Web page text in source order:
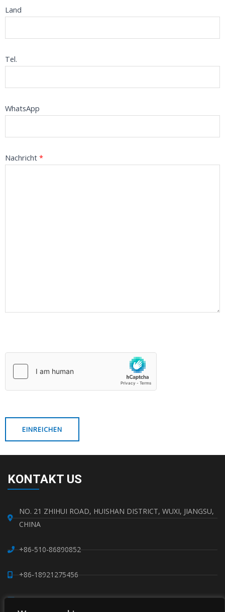
Land
Tel.
WhatsApp
Nachricht *
KONTAKT US
NO. 21 ZHIHUI ROAD, HUISHAN DISTRICT, WUXI, JIANGSU,
CHINA
+86-510-86890852
+86-18921275456
SALES@SINO-GRATE.COM